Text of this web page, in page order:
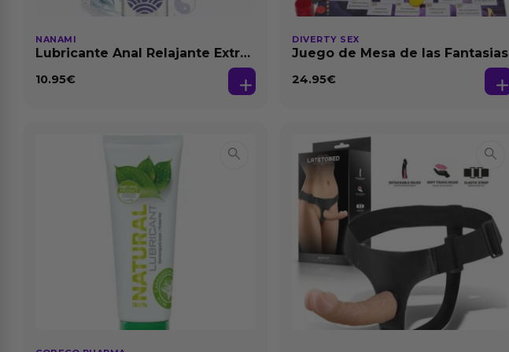
NANAMI
Lubricante Anal Relajante Extra
10.95€
DIVERTY SEX
Juego de Mesa de las Fantasias
24.95€